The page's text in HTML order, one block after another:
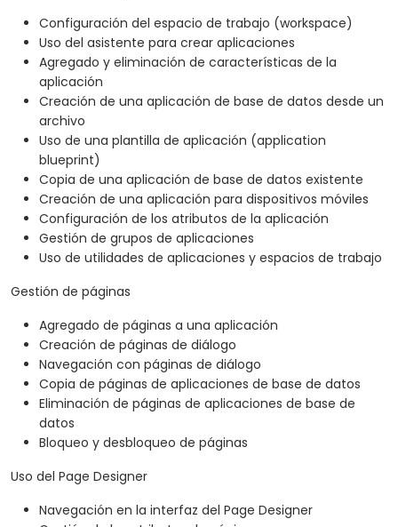
Configuración del espacio de trabajo (workspace)
Uso del asistente para crear aplicaciones
Agregado y eliminación de características de la
aplicación
Creación de una aplicación de base de datos desde un
archivo
Uso de una plantilla de aplicación (application
blueprint)
Copia de una aplicación de base de datos existente
Creación de una aplicación para dispositivos móviles
Configuración de los atributos de la aplicación
Gestión de grupos de aplicaciones
Uso de utilidades de aplicaciones y espacios de trabajo
Gestión de páginas
Agregado de páginas a una aplicación
Creación de páginas de diálogo
Navegación con páginas de diálogo
Copia de páginas de aplicaciones de base de datos
Eliminación de páginas de aplicaciones de base de
datos
Bloqueo y desbloqueo de páginas
Uso del Page Designer
Navegación en la interfaz del Page Designer